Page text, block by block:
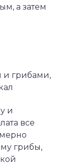
а затем
и
все
грибы,